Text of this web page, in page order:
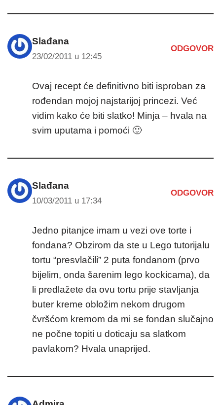
Slađana
23/02/2011 u 12:45
ODGOVOR
Ovaj recept će definitivno biti isproban za
rođendan mojoj najstarijoj princezi. Već
vidim kako će biti slatko! Minja – hvala na
svim uputama i pomoći 🙂
Slađana
10/03/2011 u 17:34
ODGOVOR
Jedno pitanjce imam u vezi ove torte i
fondana? Obzirom da ste u Lego tutorijalu
tortu “presvlačili” 2 puta fondanom (prvo
bijelim, onda šarenim lego kockicama), da
li predlažete da ovu tortu prije stavljanja
buter kreme obložim nekom drugom
čvršćom kremom da mi se fondan slučajno
ne počne topiti u doticaju sa slatkom
pavlakom? Hvala unaprijed.